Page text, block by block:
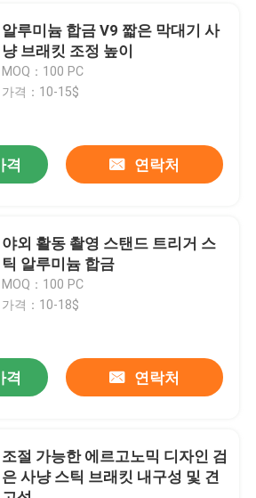
알루미늄 합금 V9 짧은 막대기 사
냥 브래킷 조정 높이
MOQ：100 PC
가격：10-15$
격 연락처
야외 활동 촬영 스탠드 트리거 스
틱 알루미늄 합금
MOQ：100 PC
가격：10-18$
격 연락처
조절 가능한 에르고노믹 디자인 검
은 사냥 스틱 브래킷 내구성 및 견